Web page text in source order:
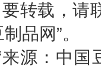
转载，请
品网”。
源：中国